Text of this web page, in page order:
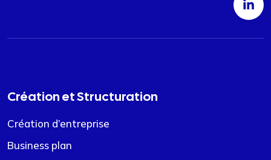
Création et Structuration
Création d’entreprise
Business plan